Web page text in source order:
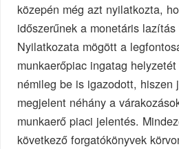
közepén még azt nyilatkozta,
időszerűnek a monetáris
Nyilatkozata mögött a
munkaerőpiac ingatag
némileg be is igazodott, hiszen
megjelent néhány a
munkaerő piaci jelentés.
következő forgatókönyvek